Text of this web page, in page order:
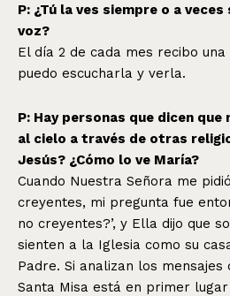
P: ¿Tú la ves siempre o a
voz?
El día 2 de cada mes recibo
puedo escucharla y verla.
P: Hay personas que dicen
al cielo a través de otras
Jesús? ¿Cómo lo ve María?
Cuando Nuestra Señora me
creyentes, mi pregunta fue
no creyentes?’, y Ella dijo que
sienten a la Iglesia como su
Padre. Si analizan los
Santa Misa está en primer